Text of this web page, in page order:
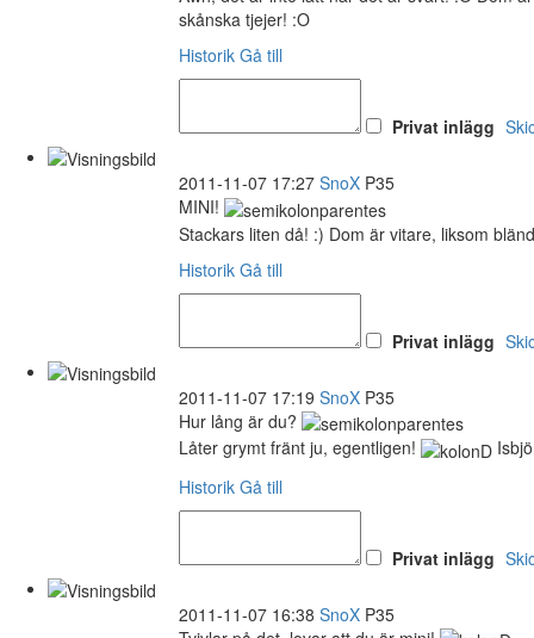
skånska tjejer! :O
Historik Gå till
Privat inlägg
2011-11-07 17:27 SnoX P35
MINI!
Stackars liten då! :) Dom är vitare, liksom
Historik Gå till
Privat inlägg
2011-11-07 17:19 SnoX P35
Hur lång är du?
Låter grymt fränt ju, egentligen!
Historik Gå till
Privat inlägg
2011-11-07 16:38 SnoX P35